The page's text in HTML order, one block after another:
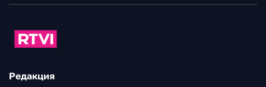
Редакция